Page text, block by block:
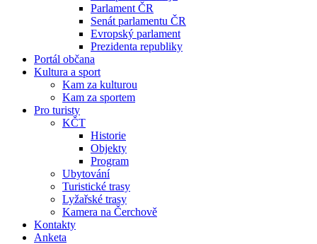
Parlament ČR
Senát parlamentu ČR
Evropský parlament
Prezidenta republiky
Portál občana
Kultura a sport
Kam za kulturou
Kam za sportem
Pro turisty
KČT
Historie
Objekty
Program
Ubytování
Turistické trasy
Lyžařské trasy
Kamera na Čerchově
Kontakty
Anketa